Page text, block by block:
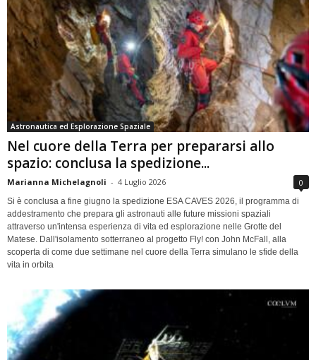
Astronautica ed Esplorazione Spaziale
Nel cuore della Terra per prepararsi allo
spazio: conclusa la spedizione...
Marianna Michelagnoli - 4 Luglio 2026 0
Si è conclusa a fine giugno la spedizione ESA CAVES 2026, il programma di
addestramento che prepara gli astronauti alle future missioni spaziali
attraverso un'intensa esperienza di vita ed esplorazione nelle Grotte del
Matese. Dall'isolamento sotterraneo al progetto Fly! con John McFall, alla
scoperta di come due settimane nel cuore della Terra simulano le sfide della
vita in orbita